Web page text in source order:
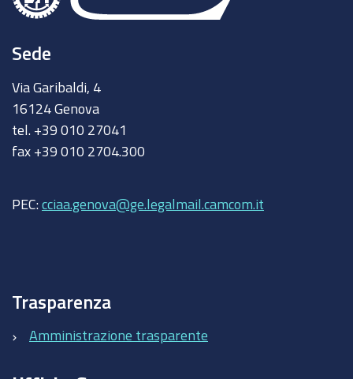
Sede
Via Garibaldi, 4
16124 Genova
tel. +39 010 27041
fax +39 010 2704.300
PEC: cciaa.genova@ge.legalmail.camcom.it
Trasparenza
Amministrazione trasparente